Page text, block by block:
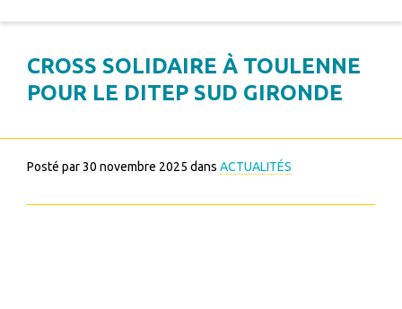
CROSS SOLIDAIRE À TOULENNE
POUR LE DITEP SUD GIRONDE
Posté par30 novembre 2025 dans ACTUALITÉS